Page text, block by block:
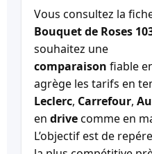
Vous consultez la
Bouquet de Roses
souhaitez une
comparaison fiable
agrège les tarifs en
Leclerc, Carrefour,
en drivecomme en
L’objectif est de